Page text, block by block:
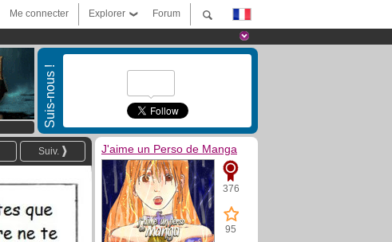
Forum
Explorer
Me connecter
Suis-nous !
Suiv. J'aime un Perso de Manga
376
95